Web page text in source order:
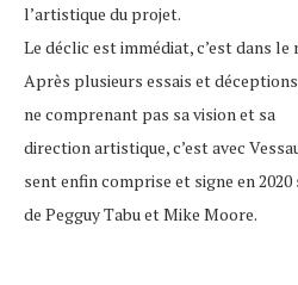
l’artistique du projet.
Le déclic est immédiat, c’est dans
Après plusieurs essais et
ne comprenant pas sa vision et sa
direction artistique, c’est avec
sent enfin comprise et signe en
de Pegguy Tabu et Mike Moore.